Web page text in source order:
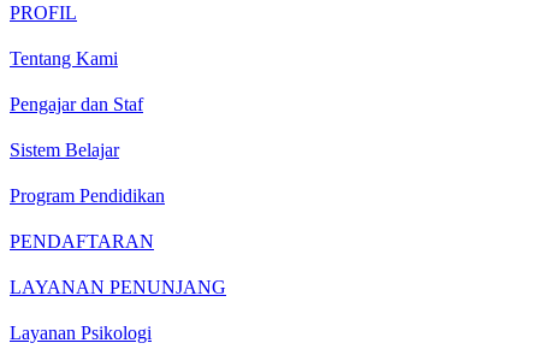
PROFIL
Tentang Kami
Pengajar dan Staf
Sistem Belajar
Program Pendidikan
PENDAFTARAN
LAYANAN PENUNJANG
Layanan Psikologi